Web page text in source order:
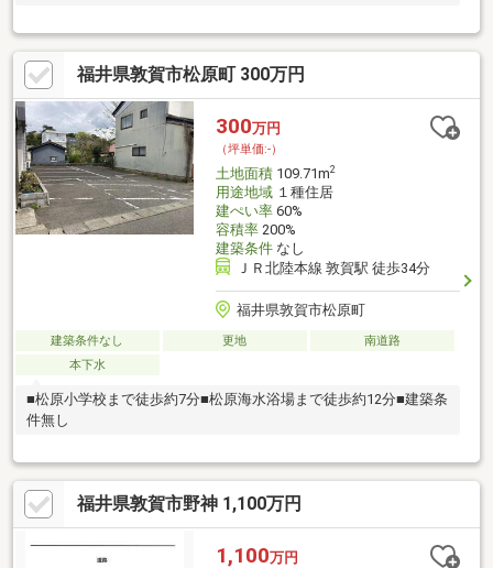
福井県敦賀市松原町 300万円
300万円
（坪単価:-）
土地面積109.71m2
用途地域１種住居
建ぺい率60%
容積率200%
建築条件なし
ＪＲ北陸本線 敦賀駅 徒歩34分
福井県敦賀市松原町
建築条件なし 更地
南道路
本下水
■松原小学校まで徒歩約7分■松原海水浴場まで徒歩約12分■建築条
件無し
福井県敦賀市野神 1,100万円
1,100万円